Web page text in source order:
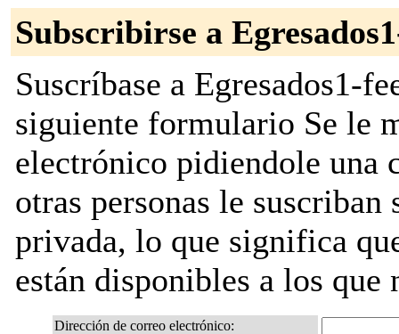
Subscribirse a
Suscríbase a Egresados1-
siguiente formulario Se le
electrónico pidiendole una
otras personas le
privada, lo que significa
están disponibles a los que
Dirección de correo electrónico: